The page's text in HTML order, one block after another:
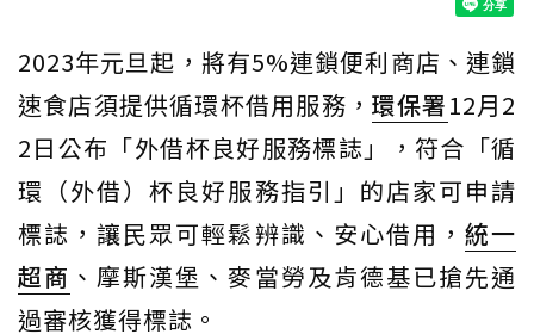
2023年元旦起，將有5%連鎖便利商店、連鎖
速食店須提供循環杯借用服務， 環保署12月2
2日公布「外借杯良好服務標誌」，符合「循
環（外借）杯良好服務指引」的店家可申請
標誌，讓民眾可輕鬆辨識、安心借用， 統一
超商 、摩斯漢堡、麥當勞及肯德基已搶先通
過審核獲得標誌。